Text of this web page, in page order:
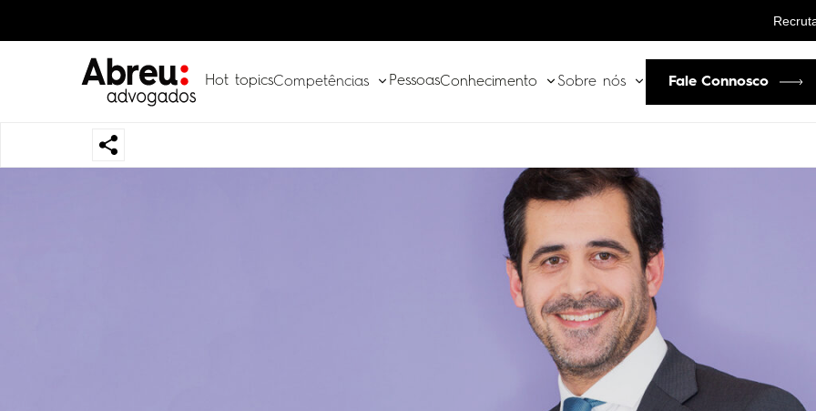
Hot topicsCompetências PessoasConhecimento Sobre nós Fale Connosco